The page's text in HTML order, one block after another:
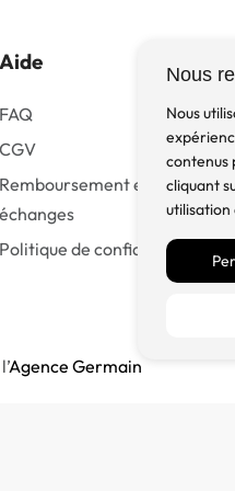
Nous
Nous
contenus
cliquant
utilisation
Aide
FAQ
CGV
Remboursement et
échanges
Politique de confidentialité
Agence Germain